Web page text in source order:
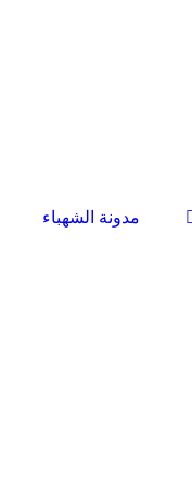
مدونة الشهباء